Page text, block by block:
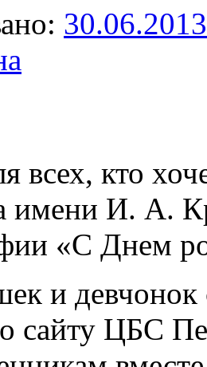
30.06.2013
всех, кто
имени И. А.
«С Днем
и
сайту ЦБС